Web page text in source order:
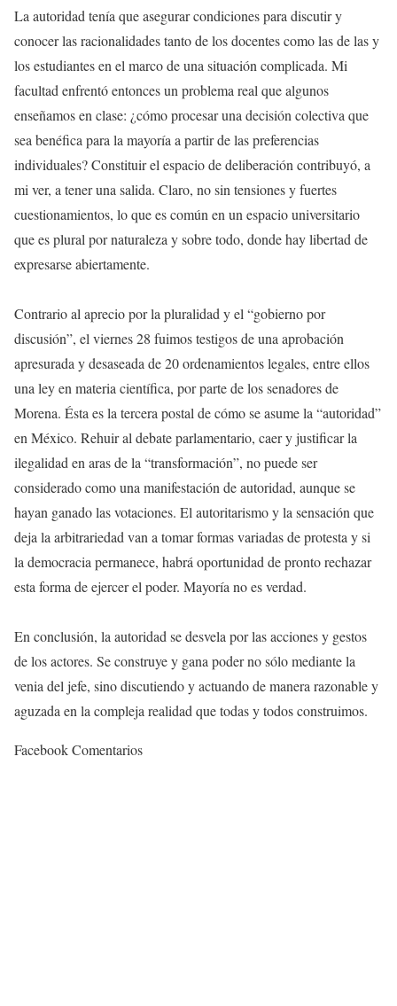
La autoridad tenía que asegurar condiciones para discutir y
conocer las racionalidades tanto de los docentes como las de las y
los estudiantes en el marco de una situación complicada. Mi
facultad enfrentó entonces un problema real que algunos
enseñamos en clase: ¿cómo procesar una decisión colectiva que
sea benéfica para la mayoría a partir de las preferencias
individuales? Constituir el espacio de deliberación contribuyó, a
mi ver, a tener una salida. Claro, no sin tensiones y fuertes
cuestionamientos, lo que es común en un espacio universitario
que es plural por naturaleza y sobre todo, donde hay libertad de
expresarse abiertamente.
Contrario al aprecio por la pluralidad y el “gobierno por
discusión”, el viernes 28 fuimos testigos de una aprobación
apresurada y desaseada de 20 ordenamientos legales, entre ellos
una ley en materia científica, por parte de los senadores de
Morena. Ésta es la tercera postal de cómo se asume la “autoridad”
en México. Rehuir al debate parlamentario, caer y justificar la
ilegalidad en aras de la “transformación”, no puede ser
considerado como una manifestación de autoridad, aunque se
hayan ganado las votaciones. El autoritarismo y la sensación que
deja la arbitrariedad van a tomar formas variadas de protesta y si
la democracia permanece, habrá oportunidad de pronto rechazar
esta forma de ejercer el poder. Mayoría no es verdad.
En conclusión, la autoridad se desvela por las acciones y gestos
de los actores. Se construye y gana poder no sólo mediante la
venia del jefe, sino discutiendo y actuando de manera razonable y
aguzada en la compleja realidad que todas y todos construimos.
Facebook Comentarios